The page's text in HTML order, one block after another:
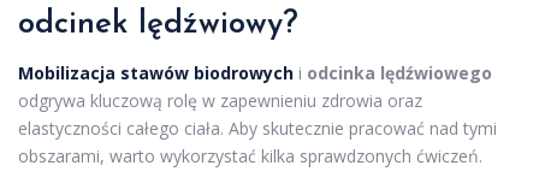
odcinek lędźwiowy?
Mobilizacja stawów biodrowych i odcinka lędźwiowego
odgrywa kluczową rolę w zapewnieniu zdrowia oraz
elastyczności całego ciała. Aby skutecznie pracować nad tymi
obszarami, warto wykorzystać kilka sprawdzonych ćwiczeń.